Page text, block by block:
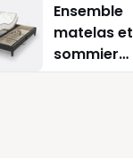
Ensemble
matelas et
sommier
relaxation